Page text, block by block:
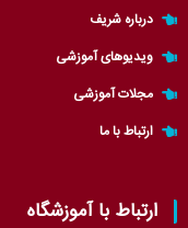
درباره شریف
ویدیوهای آموزشی
مجلات آموزشی
ارتباط با ما
ارتباط با آموزشگاه